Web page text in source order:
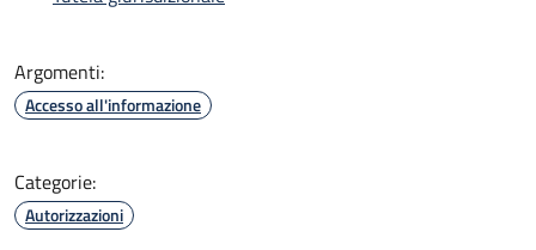
Argomenti:
Accesso all'informazione
Categorie:
Autorizzazioni